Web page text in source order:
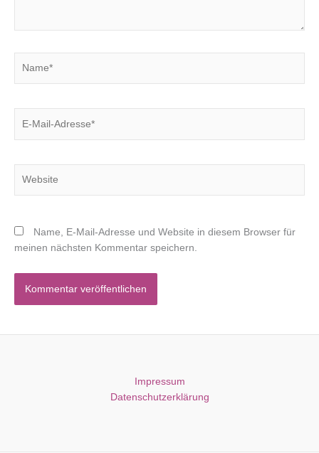
Mail-
Name, E-Mail-Adresse und Website in diesem Browser für
meinen nächsten Kommentar speichern.
Impressum
Datenschutzerklärung